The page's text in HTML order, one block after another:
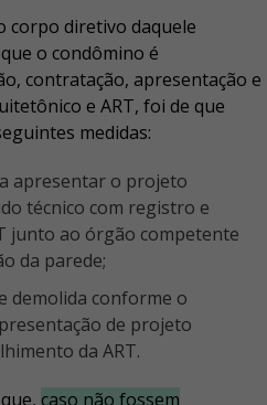
corpo diretivo daquele
o condômino é
contratação, apresentação e
e ART, foi de que
medidas:
apresentar o projeto
técnico com registro e
junto ao órgão competente
da parede;
demolida conforme o
de projeto
da ART.
caso não fossem